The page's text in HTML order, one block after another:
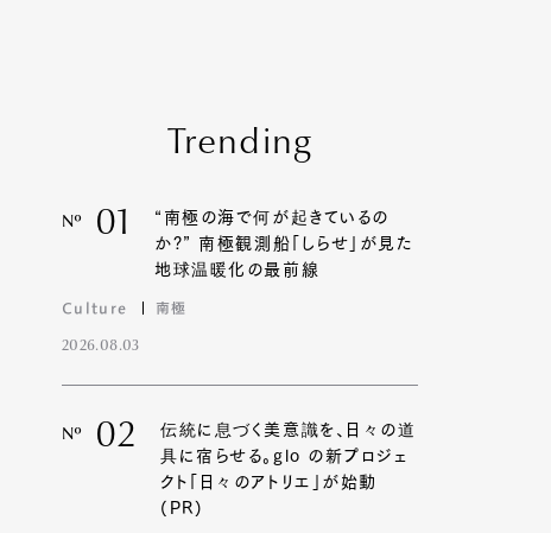
Trending
Nº 01
“南極の海で何が起きているの
か?” 南極観測船「しらせ」が見た
地球温暖化の最前線
Culture 南極
2026.08.03
Nº 02
伝統に息づく美意識を、日々の道
具に宿らせる。glo の新プロジェ
クト「日々のアトリエ」が始動
(PR)